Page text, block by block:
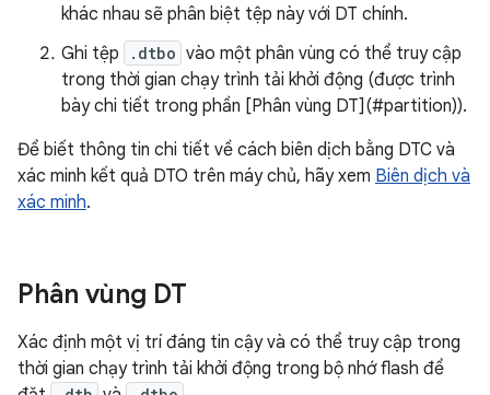
khác nhau sẽ phân biệt tệp này với DT chính.
Ghi tệp
.dtbo vào một phân vùng có thể truy cập
trong thời gian chạy trình tải khởi động (được trình
bày chi tiết trong phần [Phân vùng DT](#partition)).
Để biết thông tin chi tiết về cách biên dịch bằng DTC và
xác minh kết quả DTO trên máy chủ, hãy xem Biên dịch và
xác minh.
Phân vùng DT
Xác định một vị trí đáng tin cậy và có thể truy cập trong
thời gian chạy trình tải khởi động trong bộ nhớ flash để